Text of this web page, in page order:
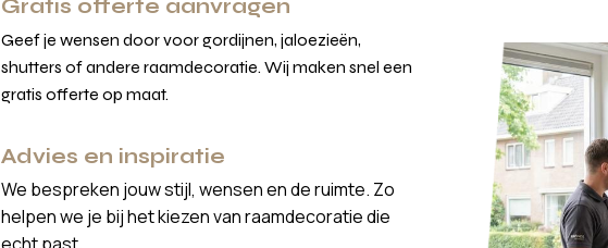
Gratis offerte aanvragen
Geef je wensen door voor gordijnen, jaloezieën,
shutters of andere raamdecoratie. Wij maken snel een
gratis offerte op maat.
Advies en inspiratie
We bespreken jouw stijl, wensen en de ruimte. Zo
helpen we je bij het kiezen van raamdecoratie die
echt past.